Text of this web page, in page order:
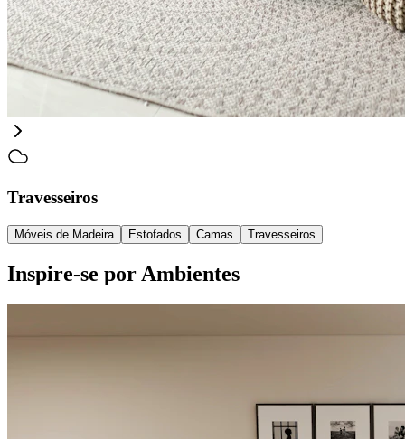
Travesseiros
Móveis de Madeira Estofados Camas Travesseiros
Inspire-se por Ambientes